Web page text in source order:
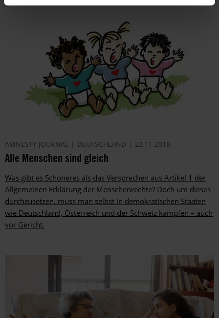
AMNESTY JOURNAL DEUTSCHLAND 23.11.2018
Alle Menschen sind gleich
Was gibt es Schöneres als das Versprechen aus Artikel 1 der
Allgemeinen Erklärung der Menschenrechte? Doch um dieses
durchzusetzen, muss man selbst in demokratischen Staaten
wie Deutschland, Österreich und der Schweiz kämpfen – auch
vor Gericht.